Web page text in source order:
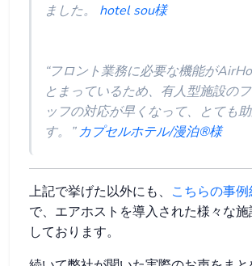
ました。 hotel sou様
“フロント業務に必要な機能が
とまっているため、有人型施設の
ッフの対応が早くなって、とても
す。”カプセルホテル/漫泊®様
上記で挙げた以外にも、 こちらの事
で、エアホストを導入された様々な
しております。